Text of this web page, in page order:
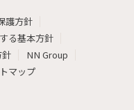
護方針
る基本方針
NN Group
マップ